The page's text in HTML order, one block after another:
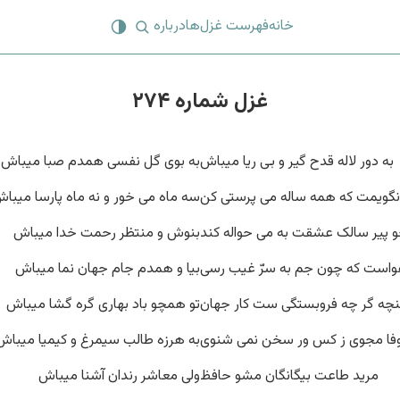
خانهفهرست غزل‌هادرباره
غزل شماره ۲۷۴
به دور لاله قدح گیر و بی ریا میباشبه بوی گل نفسی همدم صبا میباش
نگویمت که همه ساله می پرستی کنسه ماه می خور و نه ماه پارسا
پیر سالک عشقت به می حواله کندبنوش و منتظر رحمت خدا میباش
که چون جم به سرّ غیب رسیبیا و همدم جام جهان نما میباش
گر چه فروبستگی ست کار جهانتو همچو باد بهاری گره گشا میباش
مجوی ز کس ور سخن نمی شنویبه هرزه طالب سیمرغ و کیمیا
مرید طاعت بیگانگان مشو حافظولی معاشر رندان آشنا میباش